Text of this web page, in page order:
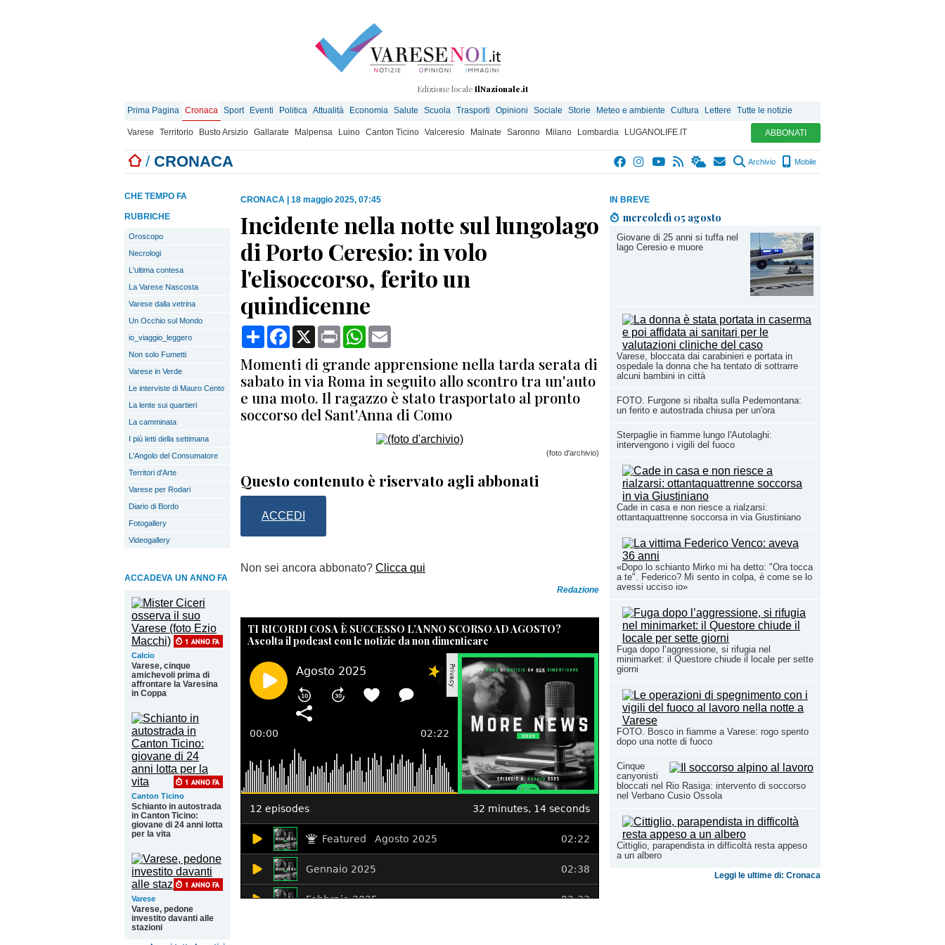
Edizione locale IlNazionale.it
Prima Pagina Cronaca Sport Eventi Politica Attualità Economia Salute Scuola Trasporti Opinioni Sociale Storie Meteo e ambiente Cultura Lettere Tutte le notizie
Varese Territorio Busto Arsizio Gallarate Malpensa Luino Canton Ticino Valceresio Malnate Saronno Milano Lombardia LUGANOLIFE.IT ABBONATI
/ CRONACA Archivio Mobile
IN BREVE
mercoledì 05 agosto
Giovane di 25 anni si tuffa nel
lago Ceresio e muore
Varese, bloccata dai carabinieri e portata in
ospedale la donna che ha tentato di sottrarre
alcuni bambini in città
FOTO. Furgone si ribalta sulla Pedemontana:
un ferito e autostrada chiusa per un'ora
Sterpaglie in fiamme lungo l'Autolaghi:
intervengono i vigili del fuoco
Cade in casa e non riesce a rialzarsi:
ottantaquattrenne soccorsa in via Giustiniano
«Dopo lo schianto Mirko mi ha detto: "Ora tocca
a te". Federico? Mi sento in colpa, è come se lo
avessi ucciso io»
Fuga dopo l’aggressione, si rifugia nel
minimarket: il Questore chiude il locale per sette
giorni
FOTO. Bosco in fiamme a Varese: rogo spento
dopo una notte di fuoco
Cinque
canyonisti
bloccati nel Rio Rasiga: intervento di soccorso
nel Verbano Cusio Ossola
Cittiglio, parapendista in difficoltà resta appeso
a un albero
Leggi le ultime di: Cronaca
CHE TEMPO FA
RUBRICHE
Oroscopo
Necrologi
L'ultima contesa
La Varese Nascosta
Varese dalla vetrina
Un Occhio sul Mondo
io_viaggio_leggero
Non solo Fumetti
Varese in Verde
Le interviste di Mauro Cento
La lente sui quartieri
La camminata
I più letti della settimana
L'Angolo del Consumatore
Territori d'Arte
Varese per Rodari
Diario di Bordo
Fotogallery
Videogallery
ACCADEVA UN ANNO FA
Calcio
Varese, cinque
amichevoli prima di
affrontare la Varesina
in Coppa
Canton Ticino
Schianto in autostrada
in Canton Ticino:
giovane di 24 anni lotta
per la vita
Varese
Varese, pedone
investito davanti alle
stazioni
CRONACA 18 maggio 2025, 07:45
Incidente nella notte sul lungolago
di Porto Ceresio: in volo
l'elisoccorso, ferito un
quindicenne
CondividiFacebook
X Print WhatsApp
Momenti di grande apprensione nella tarda serata di
sabato in via Roma in seguito allo scontro tra un'auto
e una moto. Il ragazzo è stato trasportato al pronto
soccorso del Sant'Anna di Como
(foto d'archivio)
Questo contenuto è riservato agli abbonati
ACCEDI
Non sei ancora abbonato? Clicca qui
Redazione
TI RICORDI COSA È SUCCESSO L’ANNO SCORSO AD AGOSTO?
Ascolta il podcast con le notizie da non dimenticare